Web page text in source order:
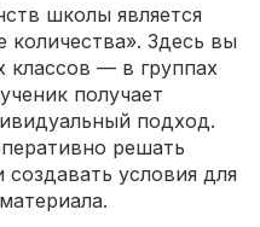
школы является
количества». Здесь вы
классов — в группах
получает
подход.
решать
условия для